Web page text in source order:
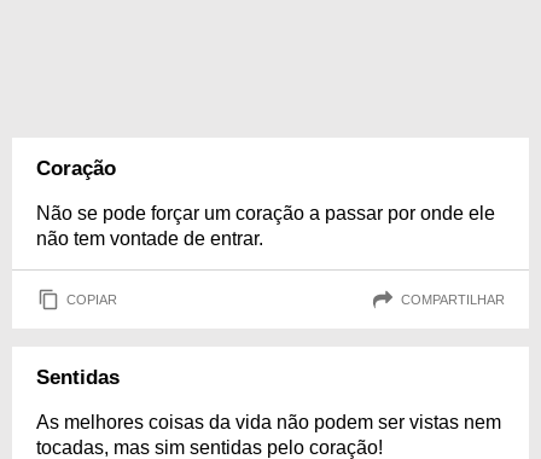
Coração
Não se pode forçar um coração a passar por onde ele
não tem vontade de entrar.
COPIAR COMPARTILHAR
Sentidas
As melhores coisas da vida não podem ser vistas nem
tocadas, mas sim sentidas pelo coração!